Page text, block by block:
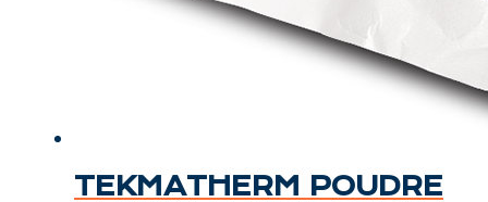
TEKMATHERM POUDRE